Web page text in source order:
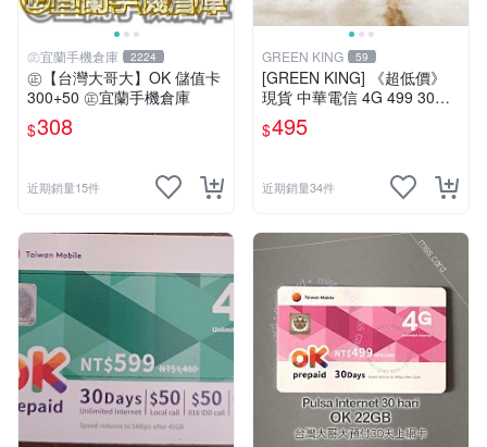
㊣宜蘭手機倉庫 2224
㊣【台灣大哥大】OK 儲值卡
300+50 ㊣宜蘭手機倉庫
$308
近期銷量15件
GREEN KING 59
[GREEN KING] 《超低價》
現貨 中華電信 4G 499 30天
網路吃到飽 儲值卡 網路卡 預
付卡 上網卡 如意卡 電話卡
$495
近期銷量34件